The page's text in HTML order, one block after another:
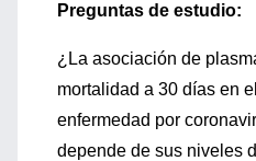
Preguntas de estudio:
¿La asociación de
mortalidad a 30 días en
enfermedad por
depende de sus niveles